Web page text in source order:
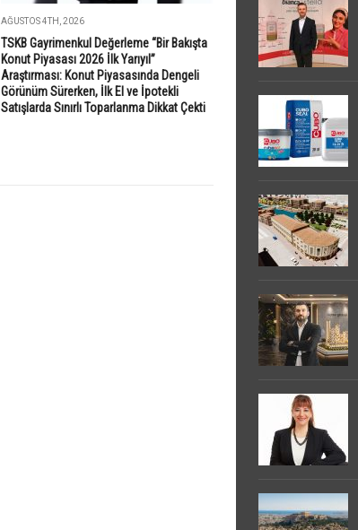
AĞUSTOS 4TH, 2026
TSKB Gayrimenkul Değerleme “Bir Bakışta
Konut Piyasası 2026 İlk Yarıyıl”
Araştırması: Konut Piyasasında Dengeli
Görünüm Sürerken, İlk El ve İpotekli
Satışlarda Sınırlı Toparlanma Dikkat Çekti